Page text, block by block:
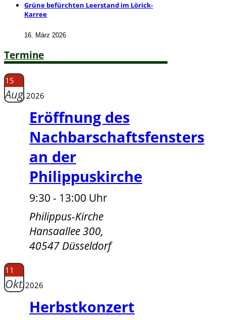
Grüne befürchten Leerstand im Lörick-
Karree
16. März 2026
Termine
15
Aug.2026
Eröffnung des
Nachbarschaftsfensters
an der
Philippuskirche
9:30 - 13:00 Uhr
Philippus-Kirche
Hansaallee 300,
40547 Düsseldorf
11
Okt.2026
Herbstkonzert